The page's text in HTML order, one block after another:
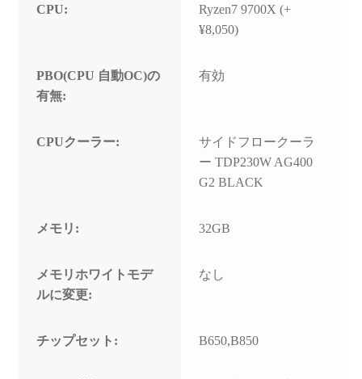
CPU:
Ryzen7 9700X (+
¥8,050)
PBO(CPU 自動OC)の
有無:
有効
CPUクーラー:
サイドフロークーラ
ー TDP230W AG400
G2 BLACK
メモリ: 32GB
メモリホワイトモデ
ルに変更:
なし
チップセット: B650,B850